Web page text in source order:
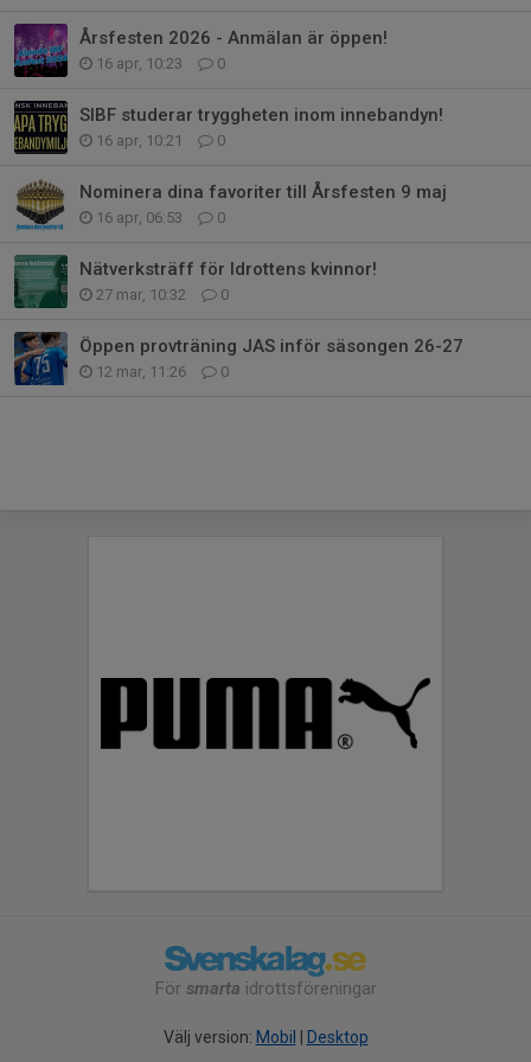
Årsfesten 2026 - Anmälan är öppen!
16 apr, 10:23 0
SIBF studerar tryggheten inom innebandyn!
16 apr, 10:21 0
Nominera dina favoriter till Årsfesten 9 maj
16 apr, 06:53 0
Nätverksträff för Idrottens kvinnor!
27 mar, 10:32 0
Öppen provträning JAS inför säsongen 26-27
12 mar, 11:26 0
För smarta idrottsföreningar
Välj version: Mobil Desktop